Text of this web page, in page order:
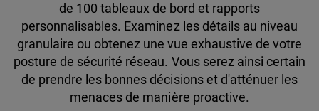
de 100 tableaux de bord et rapports
personnalisables. Examinez les détails au niveau
granulaire ou obtenez une vue exhaustive de votre
posture de sécurité réseau. Vous serez ainsi certain
de prendre les bonnes décisions et d'atténuer les
menaces de manière proactive.